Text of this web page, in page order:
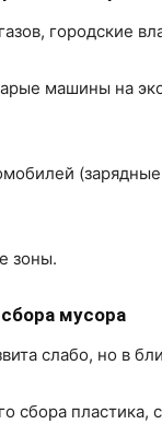
городские
машины на
зоны.
мусора
слабо, но в
сбора пластика,